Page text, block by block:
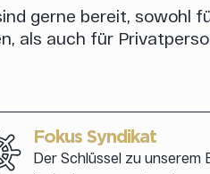
gerne bereit, sowohl
als auch für
Fokus Syndikat
Der Schlüssel zu unserem